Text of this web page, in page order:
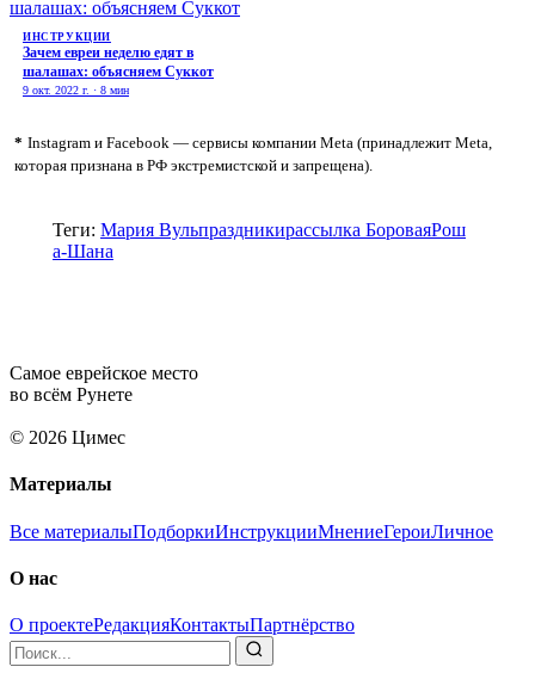
ИНСТРУКЦИИ
Зачем евреи неделю едят в
шалашах: объясняем Суккот
9 окт. 2022 г. · 8 мин
* Instagram и Facebook — сервисы компании Meta (принадлежит Meta,
которая признана в РФ экстремистской и запрещена).
Теги: Мария Вульпраздникирассылка БороваяРош
а-Шана
Самое еврейское место
во всём Рунете
© 2026 Цимес
Материалы
Все материалыПодборкиИнструкцииМнениеГероиЛичное
О нас
О проектеРедакцияКонтактыПартнёрство